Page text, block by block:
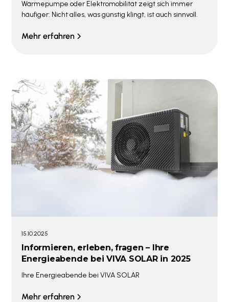
Wärmepumpe oder Elektromobilität zeigt sich immer
häufiger: Nicht alles, was günstig klingt, ist auch sinnvoll.
Mehr erfahren
15.10.2025
Informieren, erleben, fragen – Ihre
Energieabende bei VIVA SOLAR in 2025
Ihre Energieabende bei VIVA SOLAR
Mehr erfahren